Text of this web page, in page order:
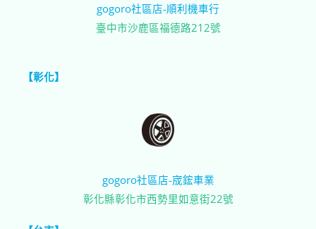
gogoro社區店-順利機車行
臺中市沙鹿區福德路212號
【彰化】
gogoro社區店-宬鋐車業
彰化縣彰化市西勢里如意街22號